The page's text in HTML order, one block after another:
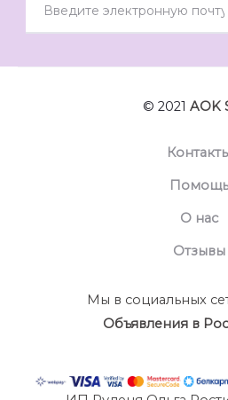
© 2021 AOK
Помощь
О нас
Отзывы
Мы в социальных
Объявления в